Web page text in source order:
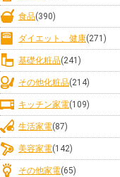
食品(390)
ダイエット、健康(271)
基礎化粧品(241)
その他化粧品(214)
キッチン家電(109)
生活家電(87)
美容家電(142)
その他家電(65)